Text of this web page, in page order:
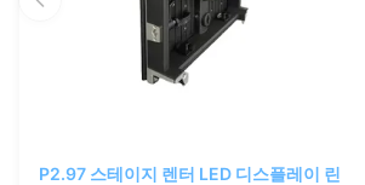
P2.97 스테이지 렌터 LED 디스플레이 린